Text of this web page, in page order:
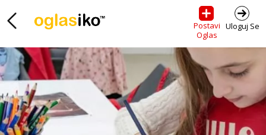
Postavi
Oglas
Uloguj Se